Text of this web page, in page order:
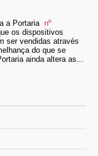
a Portaria nº
os dispositivos
ser vendidas através
do que se
ainda altera as...